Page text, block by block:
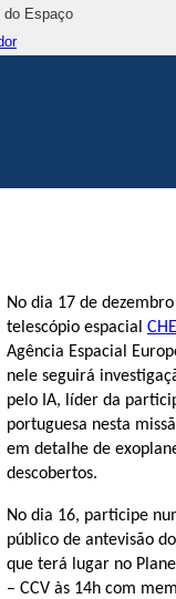
do Espaço
No dia 17 de
telescópio espacial
Agência Espacial
nele seguirá
pelo IA, líder da
portuguesa nesta
em detalhe de
descobertos.
No dia 16, participe
público de antevisão
que terá lugar no
– CCV às 14h com